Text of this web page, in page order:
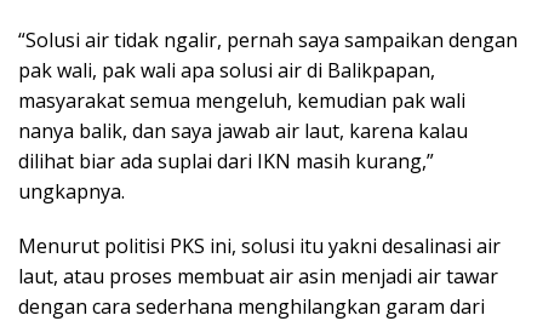
“Solusi air tidak ngalir, pernah saya sampaikan dengan
pak wali, pak wali apa solusi air di Balikpapan,
masyarakat semua mengeluh, kemudian pak wali
nanya balik, dan saya jawab air laut, karena kalau
dilihat biar ada suplai dari IKN masih kurang,”
ungkapnya.
Menurut politisi PKS ini, solusi itu yakni desalinasi air
laut, atau proses membuat air asin menjadi air tawar
dengan cara sederhana menghilangkan garam dari